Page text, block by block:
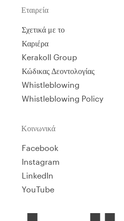
Εταιρεία
Σχετικά με το
Καριέρα
Kerakoll Group
Κώδικας Δεοντολογίας
Whistleblowing
Whistleblowing Policy
Κοινωνικά
Facebook
Instagram
LinkedIn
YouTube